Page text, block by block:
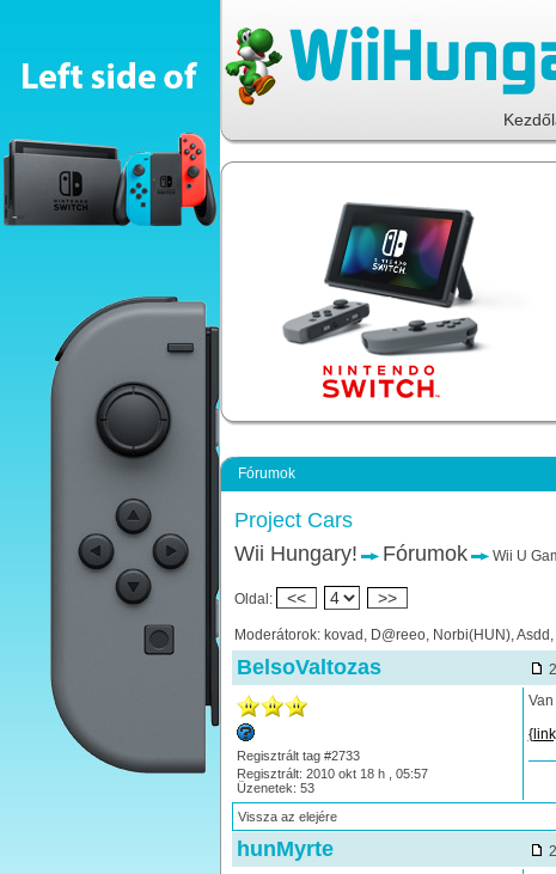
Fórumok
Project Cars
Wii Hungary!
Fórumok Wii U
Oldal: << >>
Moderátorok: kovad, D@reeo, Norbi(HUN),
BelsoValtozas
Regisztrált tag #2733
Regisztrált: 2010 okt 18 h , 05:57
Üzenetek: 53
Vissza az elejére
hunMyrte